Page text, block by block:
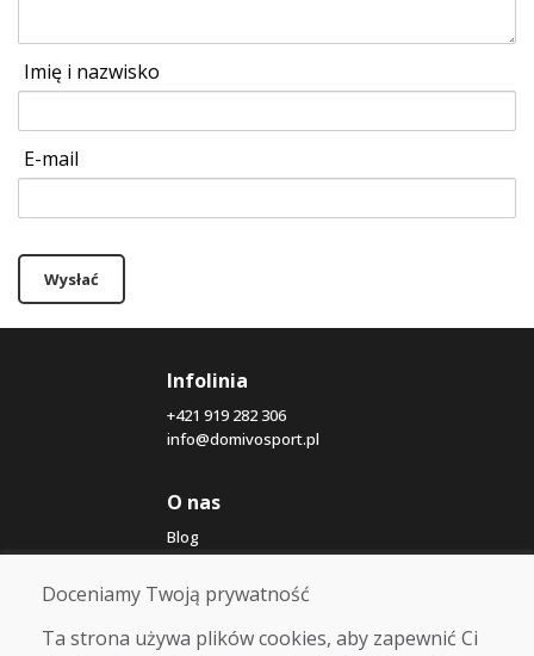
Imię i nazwisko
E-mail
Wysłać
Infolinia
+421 919 282 306
info@domivosport.pl
O nas
Blog
O nas
Sklep
Kontakt
Doceniamy Twoją prywatność
Ta strona używa plików cookies, aby zapewnić Ci